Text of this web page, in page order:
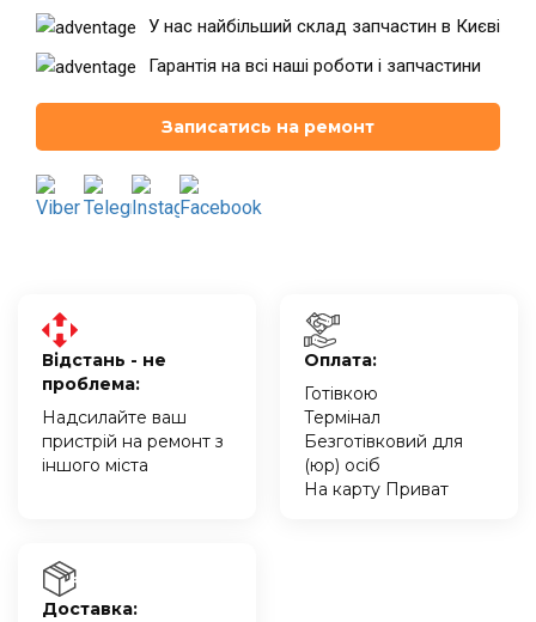
RU UK
У нас найбільший склад запчастин в Києві
Гарантія на всі наші роботи і запчастини
Записатись на ремонт
Відстань - не
проблема:
Надсилайте ваш
пристрій на ремонт з
іншого міста
Оплата:
Готівкою
Термінал
Безготівковий для
(юр) осіб
На карту Приват
Доставка: